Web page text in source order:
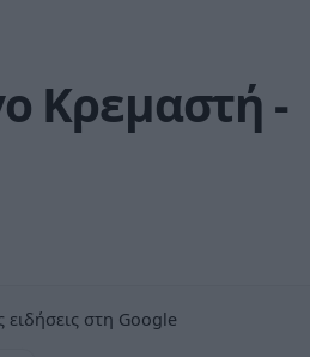
Κρεμαστή -
στη Google